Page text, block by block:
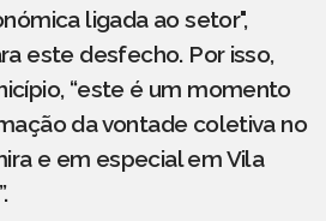
ligada ao setor",
este desfecho. Por isso,
“este é um momento
da vontade coletiva no
e em especial em Vila